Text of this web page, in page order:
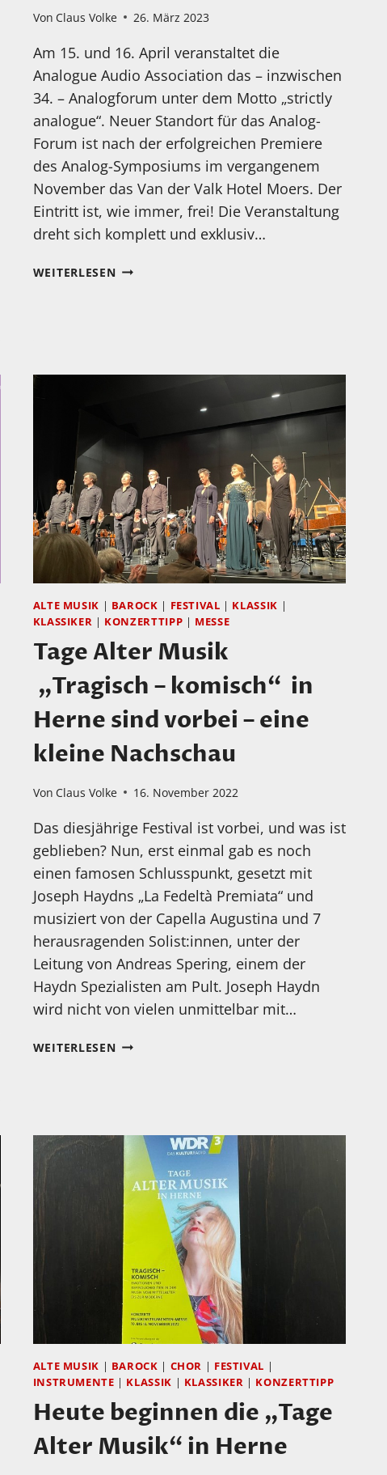
Von Claus Volke 26. März 2023
Am 15. und 16. April veranstaltet die
Analogue Audio Association das – inzwischen
34. – Analogforum unter dem Motto „strictly
analogue“. Neuer Standort für das Analog-
Forum ist nach der erfolgreichen Premiere
des Analog-Symposiums im vergangenem
November das Van der Valk Hotel Moers. Der
Eintritt ist, wie immer, frei! Die Veranstaltung
dreht sich komplett und exklusiv…
WEITERLESEN34.
ALTE MUSIK | BAROCK | FESTIVAL | KLASSIK |
KLASSIKER | KONZERTTIPP | MESSE
Tage Alter Musik
„Tragisch – komisch“ in
Herne sind vorbei – eine
kleine Nachschau
Von Claus Volke 16. November 2022
Das diesjährige Festival ist vorbei, und was ist
geblieben? Nun, erst einmal gab es noch
einen famosen Schlusspunkt, gesetzt mit
Joseph Haydns „La Fedeltà Premiata“ und
musiziert von der Capella Augustina und 7
herausragenden Solist:innen, unter der
Leitung von Andreas Spering, einem der
Haydn Spezialisten am Pult. Joseph Haydn
wird nicht von vielen unmittelbar mit…
WEITERLESENTAGE
KOMISCH“
IN
HERNE
SIND
VORBEI
EINE
KLEINE
NACHSCHAU
ALTE MUSIK | BAROCK | CHOR | FESTIVAL |
INSTRUMENTE | KLASSIK | KLASSIKER | KONZERTTIPP
Heute beginnen die „Tage
Alter Musik“ in Herne